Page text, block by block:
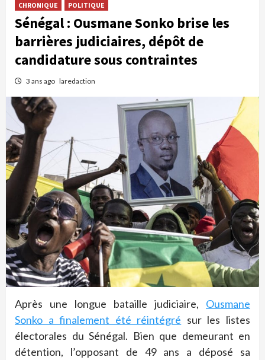
CHRONIQUE POLITIQUE
Sénégal : Ousmane Sonko brise les
barrières judiciaires, dépôt de
candidature sous contraintes
3 ans ago laredaction
Après une longue bataille judiciaire, Ousmane
Sonko a finalement été réintégré sur les listes
électorales du Sénégal. Bien que demeurant en
détention, l’opposant de 49 ans a déposé sa